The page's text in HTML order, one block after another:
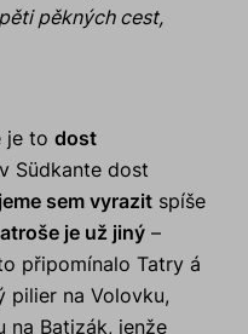
pěkných cest,
je todost
Südkante dost
sem vyrazit spíše
je už jiný –
připomínalo Tatry á
pilier na Volovku,
na Batizák, jenže